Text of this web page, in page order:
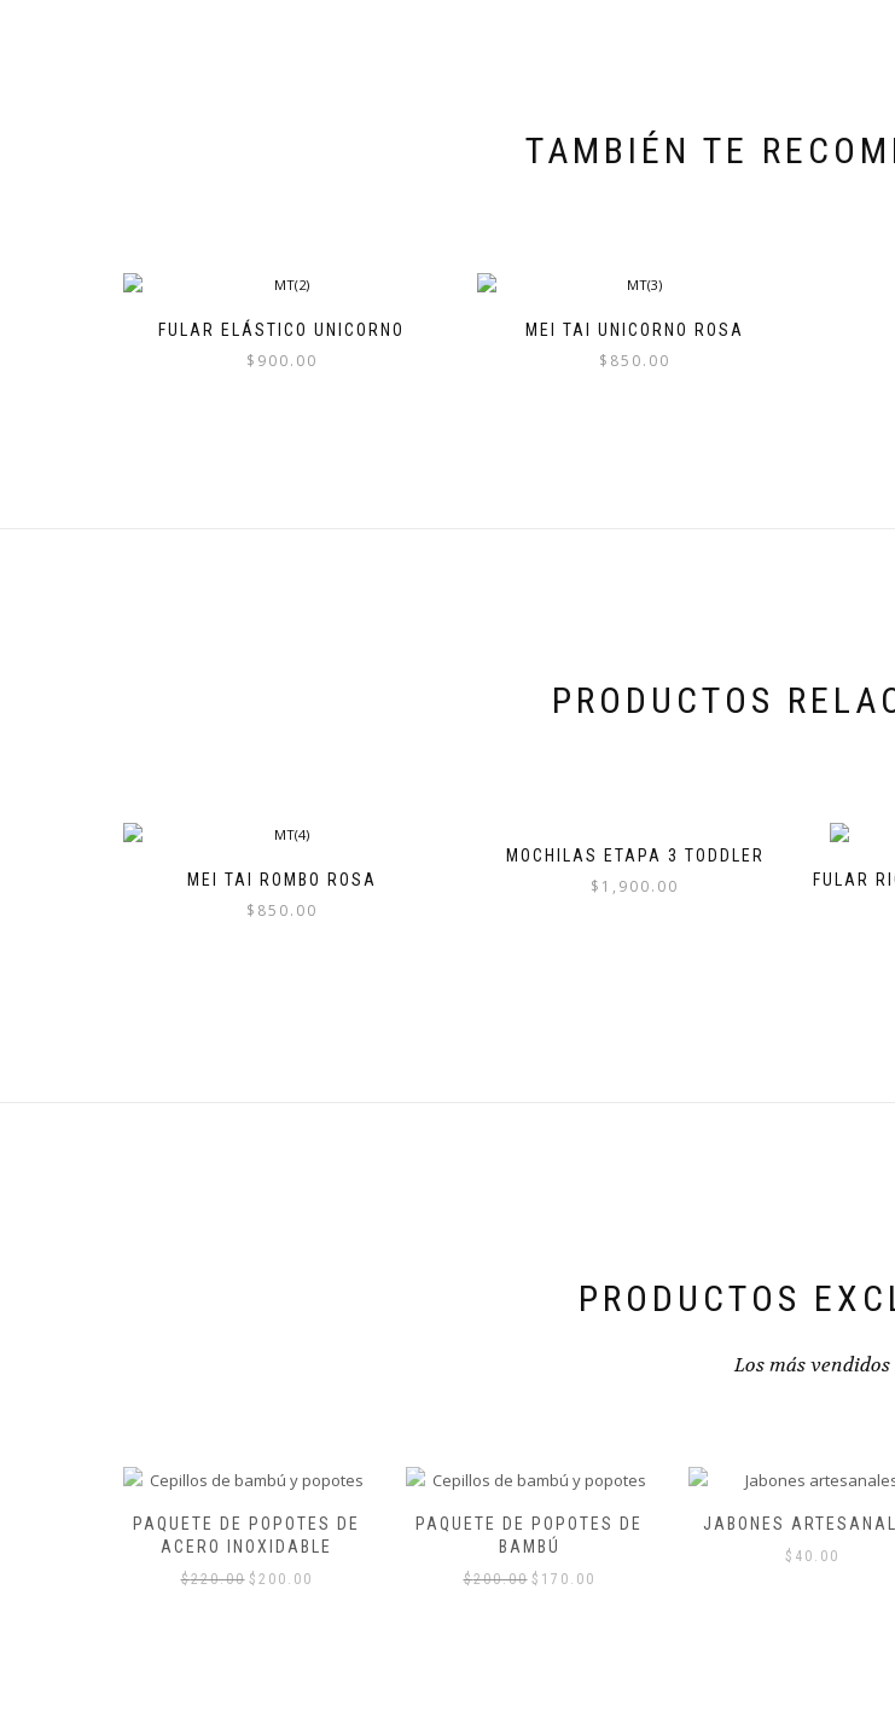
TAMBIÉN TE
FULAR ELÁSTICO UNICORNO
$ 900.00
MEI TAI UNICORNO ROSA
$ 850.00
PRODUCTOS
MEI TAI ROMBO ROSA
$ 850.00
MOCHILAS ETAPA 3 TODDLER
$ 1,900.00
FULAR
PRODUCTOS
Los más vendidos
PAQUETE DE POPOTES DE
BAMBÚ
$200.00 $ 170.00
JABONES ARTESANALES
$40.00
CEPILLO DENTAL DE
$40.00